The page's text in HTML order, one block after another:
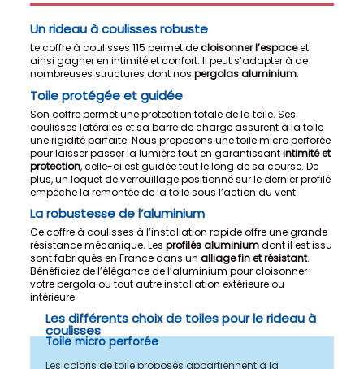
Un rideau à coulisses robuste
Le coffre à coulisses 115 permet decloisonner l’espaceet
ainsi gagner en intimité et confort. Il peut s’adapter à de
nombreuses structures dont nospergolas aluminium.
Toile protégée et guidée
Son coffre permet une protection totale de la toile. Ses
coulisses latérales et sa barre de charge assurent à la toile
une rigidité parfaite. Nous proposons une toile micro perforée
pour laisser passer la lumière tout en garantissantintimité et
protection, celle-ci est guidée tout le long de sa course. De
plus, un loquet de verrouillage positionné sur le dernier profilé
empêche la remontée de la toile sous l’action du vent.
La robustesse de l’aluminium
Ce coffre à coulisses à l’installation rapide offre une grande
résistance mécanique. Lesprofilés aluminiumdont il est issu
sont fabriqués en France dans unalliage fin et résistant.
Bénéficiez de l’élégance de l’aluminium pour cloisonner
votre pergola ou tout autre installation extérieure ou
intérieure.
Les différents choix de toiles pour le rideau à
coulisses
Toile micro perforée
Les coloris de toile proposés appartiennent à la